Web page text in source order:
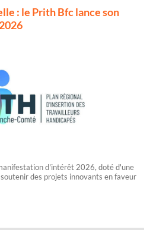
: le Prith Bfc lance son
d'intérêt 2026, doté d'une
des projets innovants en faveur